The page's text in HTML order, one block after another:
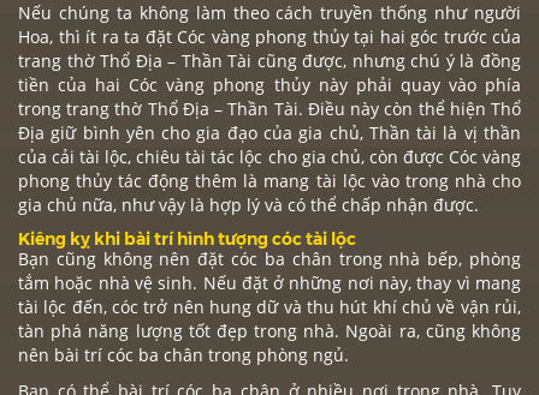
Nếu chúng ta không làm theo cách truyền thống như người
Hoa, thì ít ra ta đặt Cóc vàng phong thủy tại hai góc trước của
trang thờThổ Địa – Thần Tài cũng được, nhưng chú ý là đồng
tiền của hai Cóc vàng phong thủy này phải quay vào phía
trong trang thờ Thổ Địa – Thần Tài. Điều này còn thể hiện Thổ
Địa giữ bình yên cho gia đạo của gia chủ, Thần tài là vị thần
của cải tài lộc, chiêu tài tác lộc cho gia chủ, còn được Cóc vàng
phong thủy tác động thêm là mang tài lộc vào trong nhà cho
gia chủ nữa, như vậy là hợp lý và có thể chấp nhận được.
Kiêng kỵ khi bài trí hình tượng cóc tài lộc
Bạn cũng không nên đặt cóc ba chân trong nhà bếp, phòng
tắm hoặc nhà vệ sinh. Nếu đặt ở những nơi này, thay vì mang
tài lộc đến, cóc trở nên hung dữ và thu hút khí chủ về vận rủi,
tàn phá năng lượng tốt đẹp trong nhà. Ngoài ra, cũng không
nên bài trí cóc ba chân trong phòng ngủ.